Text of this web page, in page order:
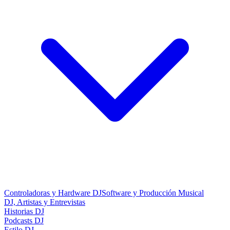
Controladoras y Hardware DJSoftware y Producción Musical
DJ, Artistas y Entrevistas
Historias DJ
Podcasts DJ